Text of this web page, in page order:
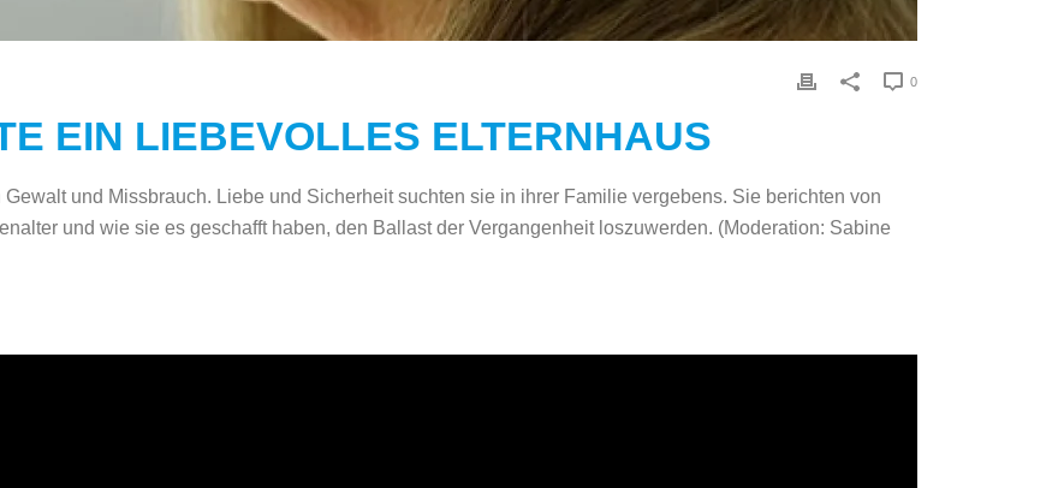
0
EIN LIEBEVOLLES ELTERNHAUS
und Missbrauch. Liebe und Sicherheit suchten sie in ihrer Familie vergebens. Sie berichten von
und wie sie es geschafft haben, den Ballast der Vergangenheit loszuwerden. (Moderation: Sabine